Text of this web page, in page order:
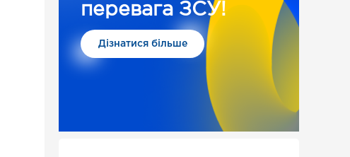
перевага ЗСУ!
Дізнатися більше